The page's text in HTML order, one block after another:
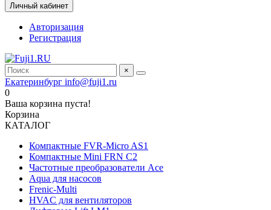
Личный кабинет
Авторизация
Регистрация
×
Екатеринбург info@fuji1.ru
0
Ваша корзина пуста!
Корзина
КАТАЛОГ
Компактные FVR-Micro AS1
Компактные Mini FRN C2
Частотные преобразователи Ace
Aqua для насосов
Frenic-Multi
HVAC для вентиляторов